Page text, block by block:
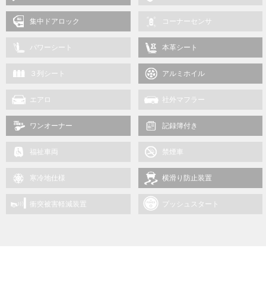
集中ドアロック コーナーセンサ
パワーシート 本革シート
３列シート アルミホイル
エアロ 社外マフラー
ワンオーナー 記録簿付き
福祉車両 禁煙車
寒冷地仕様 横滑り防止装置
衝突被害軽減装置 プッシュスタート